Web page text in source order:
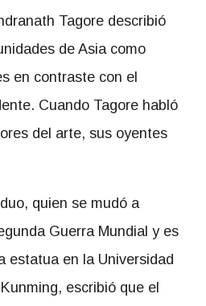
Tagore describió
de Asia como
en contraste con el
Cuando Tagore habló
del arte, sus oyentes
quien se mudó a
Guerra Mundial y es
estatua en la Universidad
escribió que el